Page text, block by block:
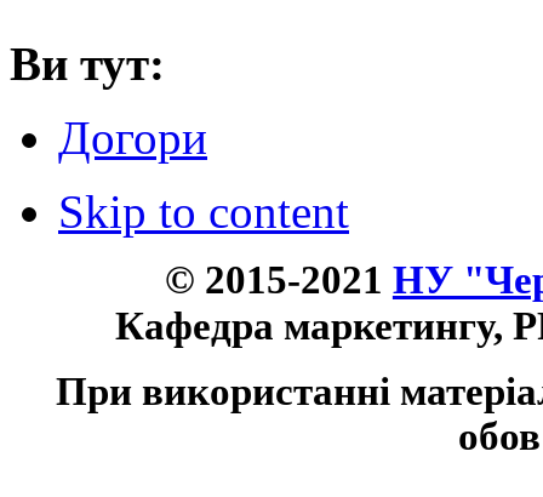
Ви тут:
Догори
Skip to content
© 2015-2021 НУ
Кафедра маркетингу,
При використанні